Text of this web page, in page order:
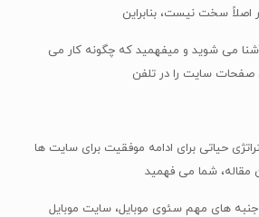
می شوید و میفهمید که چگونه کار می
صفحات سایت را در تلفن
حیاتی برای ادامه موفقیت برای سایت ها
شما می فهمید
جنبه های مهم سئوی موبایل، سایت موبایل